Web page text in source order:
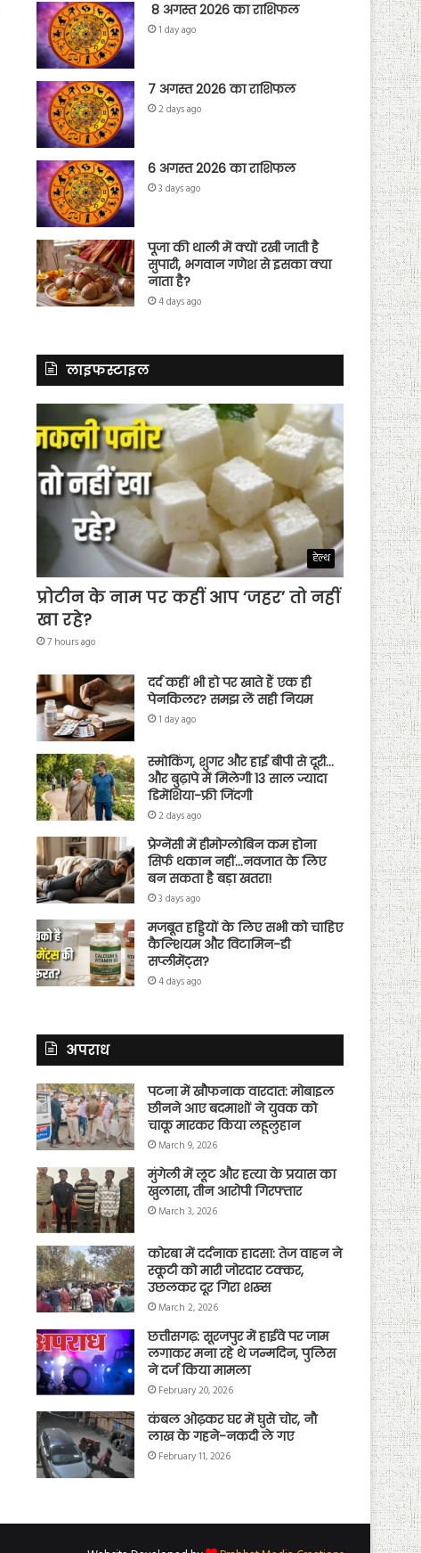
8 अगस्त 2026 का राशिफल
1 day ago
7 अगस्त 2026 का राशिफल
2 days ago
6 अगस्त 2026 का राशिफल
3 days ago
पूजा की थाली में क्यों रखी जाती है
सुपारी, भगवान गणेश से इसका क्या
नाता है?
4 days ago
लाइफस्टाइल
हेल्थ
प्रोटीन के नाम पर कहीं आप ‘जहर’ तो नहीं
खा रहे?
7 hours ago
दर्द कहीं भी हो पर खाते हैं एक ही
पेनकिलर? समझ लें सही नियम
1 day ago
स्मोकिंग, शुगर और हाई बीपी से दूरी…
और बुढ़ापे में मिलेगी 13 साल ज्यादा
डिमेंशिया-फ्री जिंदगी
2 days ago
प्रेग्नेंसी में हीमोग्लोबिन कम होना
सिर्फ थकान नहीं…नवजात के लिए
बन सकता है बड़ा खतरा!
3 days ago
मजबूत हड्डियों के लिए सभी को चाहिए
कैल्शियम और विटामिन-डी
सप्लीमेंट्स?
4 days ago
अपराध
पटना में खौफनाक वारदात: मोबाइल
छीनने आए बदमाशों ने युवक को
चाकू मारकर किया लहूलुहान
March 9, 2026
मुंगेली में लूट और हत्या के प्रयास का
खुलासा, तीन आरोपी गिरफ्तार
March 3, 2026
कोरबा में दर्दनाक हादसा: तेज वाहन ने
स्कूटी को मारी जोरदार टक्कर,
उछलकर दूर गिरा शख्स
March 2, 2026
छत्तीसगढ़: सूरजपुर में हाईवे पर जाम
लगाकर मना रहे थे जन्मदिन, पुलिस
ने दर्ज किया मामला
February 20, 2026
कंबल ओढ़कर घर में घुसे चोर, नौ
लाख के गहने-नकदी ले गए
February 11, 2026